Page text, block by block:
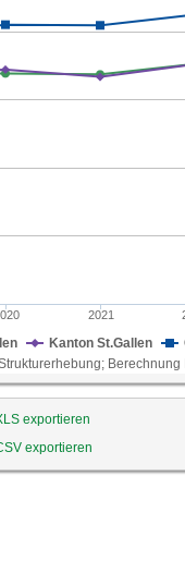
der Privathaushalte dar.
produzierten
als Schätzungen zu
auf Basis
+/- 7: Mit einer
Energie machen 2022 laut
exportieren
exportieren